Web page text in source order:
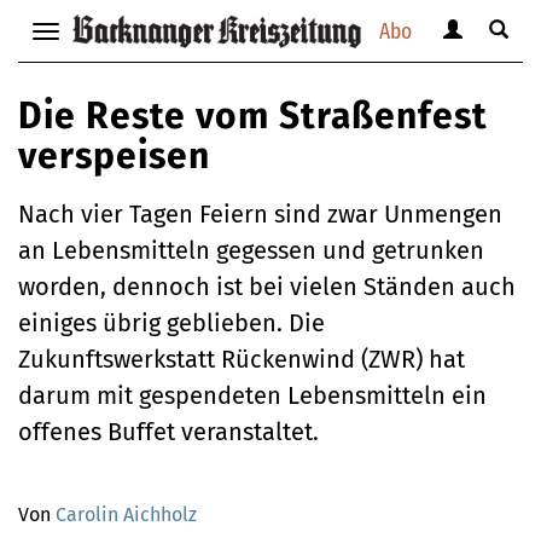
Abo
Navigation
anzeigen
bzw.
verbergen
anzeigen
verbergen
Suche
Die Reste vom Straßenfest
verspeisen
Nach vier Tagen Feiern sind zwar Unmengen
an Lebensmitteln gegessen und getrunken
worden, dennoch ist bei vielen Ständen auch
einiges übrig geblieben. Die
Zukunftswerkstatt Rückenwind (ZWR) hat
darum mit gespendeten Lebensmitteln ein
offenes Buffet veranstaltet.
Von Carolin Aichholz